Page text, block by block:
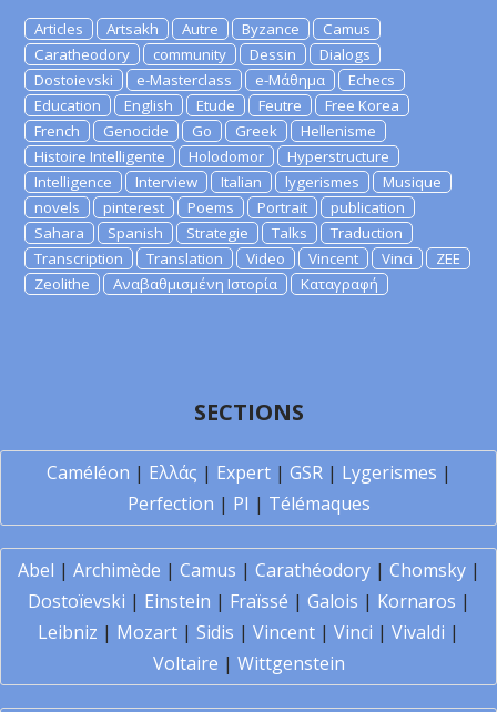
Articles Artsakh Autre Byzance
Camus
Caratheodory
community Dessin
Dialogs
Dostoievski
e-Masterclass e-Μάθημα
Echecs
Education
English Etude Feutre
Free Korea
French
Genocide Go Greek
Hellenisme
Histoire Intelligente
Holodomor
Hyperstructure
Intelligence
Interview Italian lygerismes
Musique
novels
pinterest Poems Portrait
publication
Sahara
Spanish Strategie Talks
Traduction
Transcription
Translation Video Vincent Vinci
ZEE
Zeolithe
Αναβαθμισμένη Ιστορία Καταγραφή
SECTIONS
Caméléon | Ελλάς | Expert| GSR| Lygerismes |
Perfection | PI | Télémaques
Abel | Archimède | Camus | Carathéodory| Chomsky|
Dostoïevski | Einstein | Fraïssé | Galois | Kornaros |
Leibniz | Mozart | Sidis | Vincent | Vinci | Vivaldi |
Voltaire | Wittgenstein